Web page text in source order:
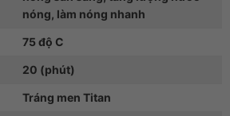
nóng, làm nóng nhanh
75 độ C
20 (phút)
Tráng men Titan